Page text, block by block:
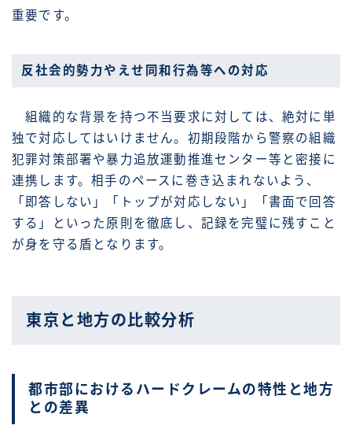
重要です。
反社会的勢力やえせ同和行為等への対応
組織的な背景を持つ不当要求に対しては、絶対に単
独で対応してはいけません。初期段階から警察の組織
犯罪対策部署や暴力追放運動推進センター等と密接に
連携します。相手のペースに巻き込まれないよう、
「即答しない」「トップが対応しない」「書面で回答
する」といった原則を徹底し、記録を完璧に残すこと
が身を守る盾となります。
東京と地方の比較分析
都市部におけるハードクレームの特性と地方
との差異